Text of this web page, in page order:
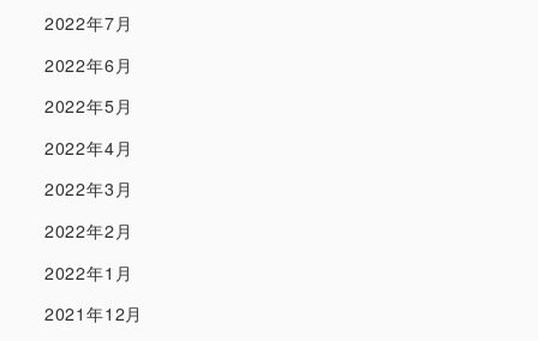
2022年7月
2022年6月
2022年5月
2022年4月
2022年3月
2022年2月
2022年1月
2021年12月